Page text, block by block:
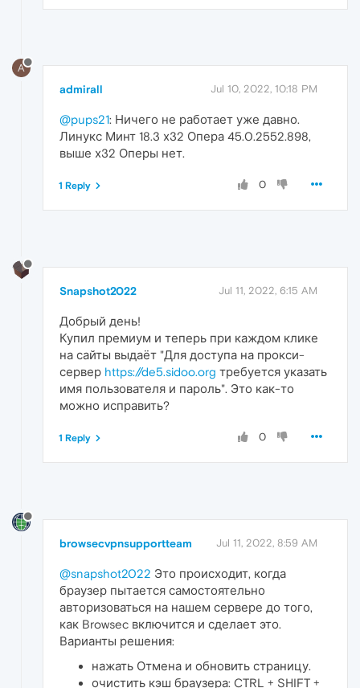
A
admirall Jul 10, 2022, 10:18 PM
@pups21: Ничего не работает уже давно.
Линукс Минт 18.3 х32 Опера 45.0.2552.898,
выше х32 Оперы нет.
0
1 Reply
Snapshot2022 Jul 11, 2022, 6:15 AM
Добрый день!
Купил премиум и теперь при каждом клике
на сайты выдаёт "Для доступа на прокси-
сервер https://de5.sidoo.org требуется указать
имя пользователя и пароль". Это как-то
можно исправить?
0
1 Reply
browsecvpnsupportteam Jul 11, 2022, 8:59 AM
@snapshot2022 Это происходит, когда
браузер пытается самостоятельно
авторизоваться на нашем сервере до того,
как Browsec включится и сделает это.
Варианты решения:
нажать Отмена и обновить страницу.
очистить кэш браузера: CTRL + SHIFT +